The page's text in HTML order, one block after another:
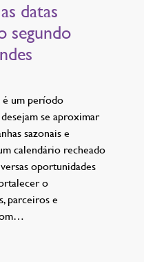
datas
segundo
é um período
se aproximar
sazonais e
calendário recheado
oportunidades
o
parceiros e